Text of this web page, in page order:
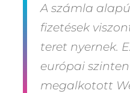
Aszámla
fizetések
teret nyernek.
európai
megalkotott